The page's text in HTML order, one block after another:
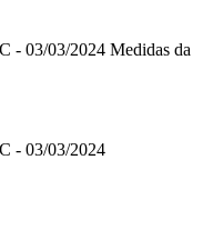
- 03/03/2024 Medidas da
- 03/03/2024